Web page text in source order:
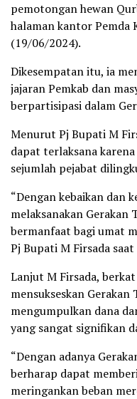
pemotongan hewan
halaman kantor Pemda
(19/06/2024).
Dikesempatan itu, ia
jajaran Pemkab dan
berpartisipasi dalam
Menurut Pj Bupati M
dapat terlaksana
sejumlah pejabat
“Dengan kebaikan dan
melaksanakan Gerakan
bermanfaat bagi umat
Pj Bupati M Firsada
Lanjut M Firsada,
mensukseskan
mengumpulkan dana
yang sangat signifikan
“Dengan adanya
berharap dapat
meringankan beban